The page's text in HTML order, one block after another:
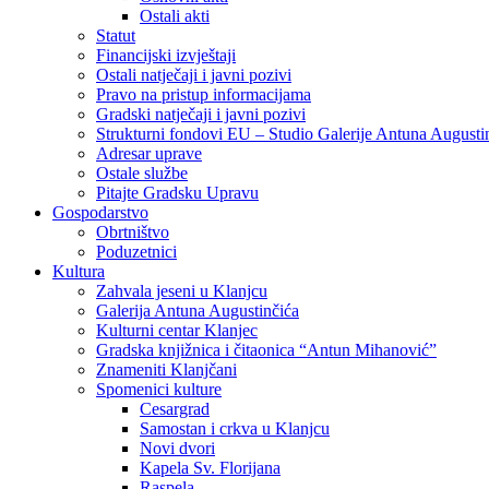
Ostali akti
Statut
Financijski izvještaji
Ostali natječaji i javni pozivi
Pravo na pristup informacijama
Gradski natječaji i javni pozivi
Strukturni fondovi EU – Studio Galerije Antuna
Adresar uprave
Ostale službe
Pitajte Gradsku Upravu
Gospodarstvo
Obrtništvo
Poduzetnici
Kultura
Zahvala jeseni u Klanjcu
Galerija Antuna Augustinčića
Kulturni centar Klanjec
Gradska knjižnica i čitaonica “Antun Mihanović”
Znameniti Klanjčani
Spomenici kulture
Cesargrad
Samostan i crkva u Klanjcu
Novi dvori
Kapela Sv. Florijana